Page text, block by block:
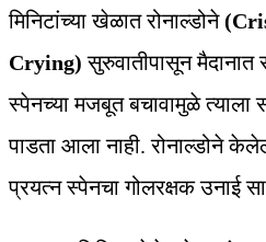
मिनिटांच्या खेळात रोनाल्डोने
Crying)सुरुवातीपासून मैदानात
स्पेनच्या मजबूत बचावामुळे त्याला
पाडता आला नाही. रोनाल्डोने
प्रयत्न स्पेनचा गोलरक्षक उनाई